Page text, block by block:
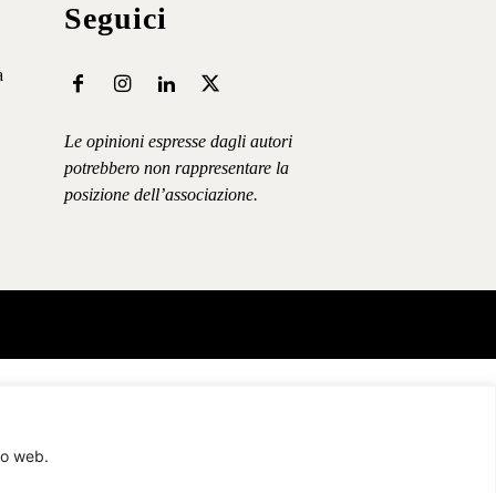
web.
Seguici
Le opinioni espresse dagli autori
potrebbero non rappresentare la
posizione dell’associazione.